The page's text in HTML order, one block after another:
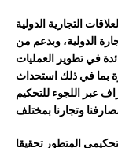
التجاريةالدولية
الدولية، وبدعم من
فيتطوير العمليات
بمافيذلكاستحداث
عبر اللجوء للتحكيم
ناوتجارنابمختلف
المتطور تحقيقا